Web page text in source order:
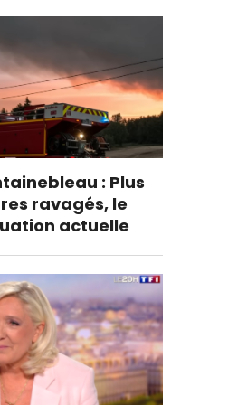
: Plus
ravagés, le
actuelle